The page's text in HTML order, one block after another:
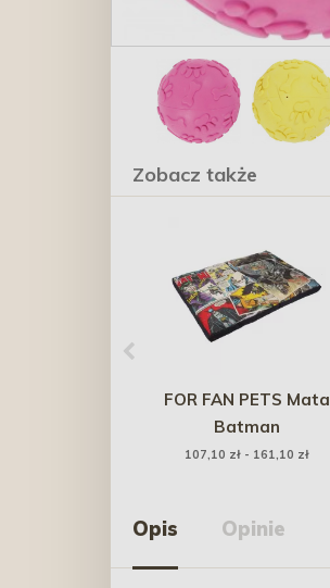
Zobacz także
FOR FAN PETS Mata
Batman
107,10 zł - 161,10 zł
Opis Opinie